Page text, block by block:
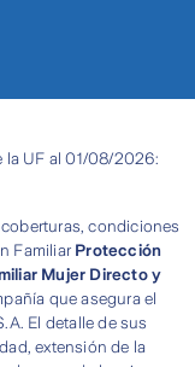
la UF al 01/08/2026:
condiciones
Familiar Protección
Mujer Directo y
que asegura el
El detalle de sus
extensión de la